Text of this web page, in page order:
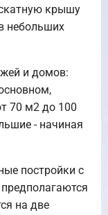
крышу
небольших
и домов:
70 м2 до 100
- начиная
постройки с
на две